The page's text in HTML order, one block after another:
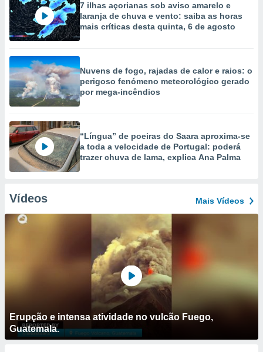
7 ilhas açorianas sob aviso amarelo e
laranja de chuva e vento: saiba as horas
mais críticas desta quinta, 6 de agosto
Nuvens de fogo, rajadas de calor e raios: o
perigoso fenómeno meteorológico gerado
por mega-incêndios
“Língua” de poeiras do Saara aproxima-se
a toda a velocidade de Portugal: poderá
trazer chuva de lama, explica Ana Palma
Vídeos Mais Vídeos
Erupção e intensa atividade no vulcão Fuego,
Guatemala.